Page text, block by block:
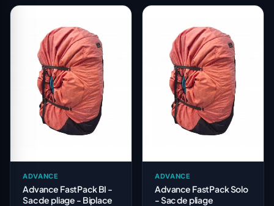
ADVANCE
Advance FastPack BI -
Sac de pliage - Biplace
ADVANCE
Advance FastPack Solo
- Sac de pliage